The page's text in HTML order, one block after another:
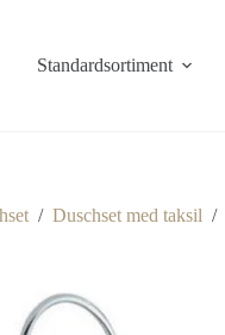
Standardsortiment
/ Duschset med taksil /